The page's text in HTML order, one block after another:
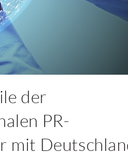
der
PR-
mit